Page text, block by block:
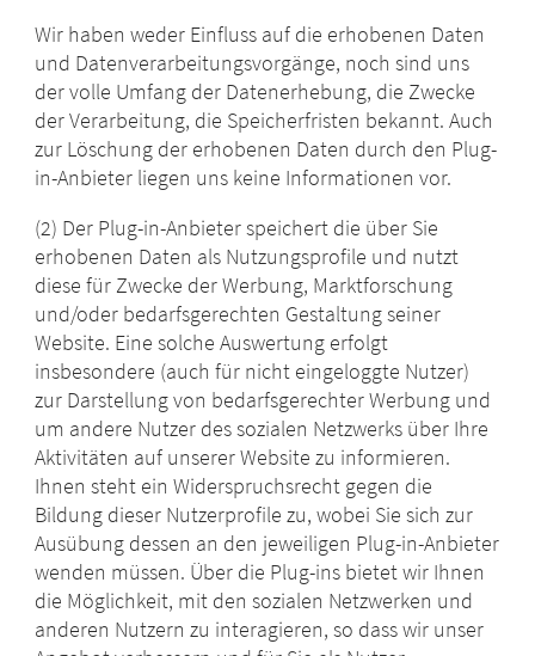
Wir haben weder Einfluss auf die erhobenen Daten
und Datenverarbeitungsvorgänge, noch sind uns
der volle Umfang der Datenerhebung, die Zwecke
der Verarbeitung, die Speicherfristen bekannt. Auch
zur Löschung der erhobenen Daten durch den Plug-
in-Anbieter liegen uns keine Informationen vor.
(2) Der Plug-in-Anbieter speichert die über Sie
erhobenen Daten als Nutzungsprofile und nutzt
diese für Zwecke der Werbung, Marktforschung
und/oder bedarfsgerechten Gestaltung seiner
Website. Eine solche Auswertung erfolgt
insbesondere (auch für nicht eingeloggte Nutzer)
zur Darstellung von bedarfsgerechter Werbung und
um andere Nutzer des sozialen Netzwerks über Ihre
Aktivitäten auf unserer Website zu informieren.
Ihnen steht ein Widerspruchsrecht gegen die
Bildung dieser Nutzerprofile zu, wobei Sie sich zur
Ausübung dessen an den jeweiligen Plug-in-Anbieter
wenden müssen. Über die Plug-ins bietet wir Ihnen
die Möglichkeit, mit den sozialen Netzwerken und
anderen Nutzern zu interagieren, so dass wir unser